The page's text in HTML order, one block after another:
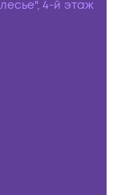
4-й этаж